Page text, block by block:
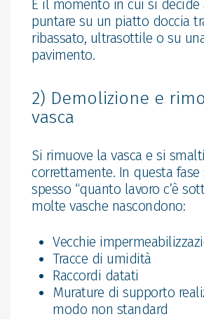
È il momento in cui si decide
puntare su un piatto doccia
ribassato, ultrasottile o su
pavimento.
2) Demolizione e
vasca
Si rimuove la vasca e si
correttamente. In questa fase
spesso “quanto lavoro c’è
molte vasche nascondono:
Vecchie
Tracce di umidità
Raccordi datati
Murature di supporto
modo non standard